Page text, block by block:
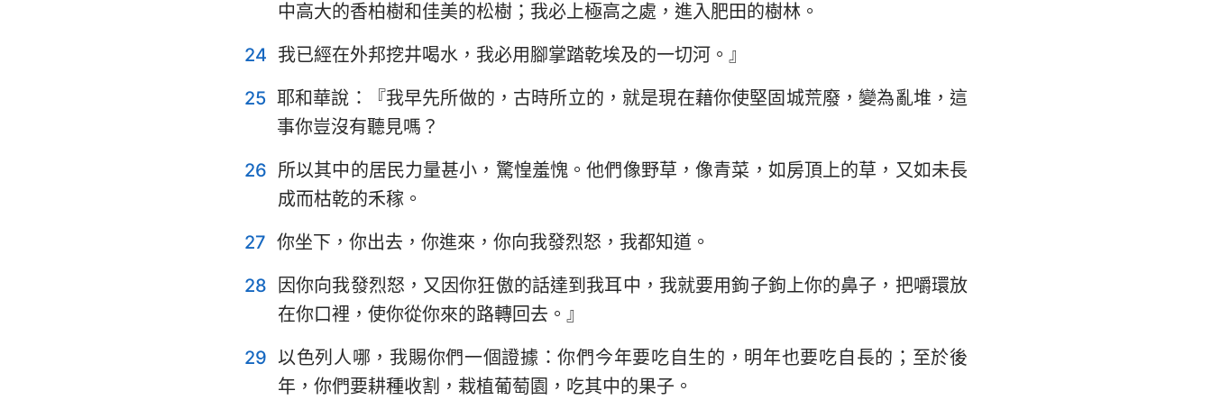
中高大的香柏樹和佳美的松樹；我必上極高之處，進入肥田的樹林。
24 我已經在外邦挖井喝水，我必用腳掌踏乾埃及的一切河。』
25 耶和華說：『我早先所做的，古時所立的，就是現在藉你使堅固城荒廢，變為亂堆，這
事你豈沒有聽見嗎？
26 所以其中的居民力量甚小，驚惶羞愧。他們像野草，像青菜，如房頂上的草，又如未長
成而枯乾的禾稼。
27 你坐下，你出去，你進來，你向我發烈怒，我都知道。
28
因你向我發烈怒，又因你狂傲的話達到我耳中，我就要用鉤子鉤上你的鼻子，把嚼環放
在你口裡，使你從你來的路轉回去。』
29 以色列人哪，我賜你們一個證據：你們今年要吃自生的，明年也要吃自長的；至於後
年，你們要耕種收割，栽植葡萄園，吃其中的果子。